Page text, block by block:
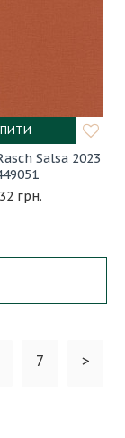
Salsa 2023
грн.
7 >